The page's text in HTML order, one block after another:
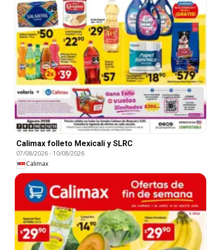
Calimax folleto Mexicali y SLRC
07/08/2026- 10/08/2026
Calimax